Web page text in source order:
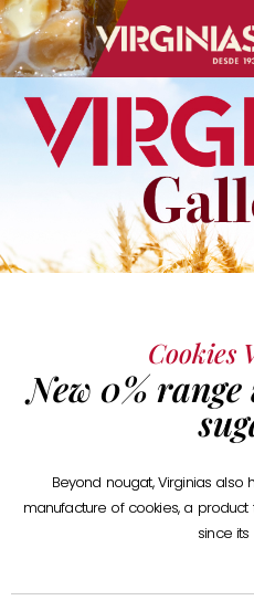
Cookies
New 0%
Beyond nougat, Virginias
manufacture of cookies, a
since its